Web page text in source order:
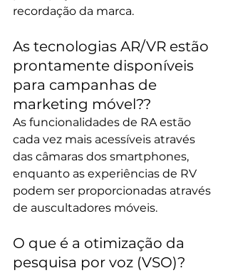
recordação da marca.
As tecnologias AR/VR estão
prontamente disponíveis
para campanhas de
marketing móvel??
As funcionalidades de RA estão
cada vez mais acessíveis através
das câmaras dos smartphones,
enquanto as experiências de RV
podem ser proporcionadas através
de auscultadores móveis.
O que é a otimização da
pesquisa por voz (VSO)?